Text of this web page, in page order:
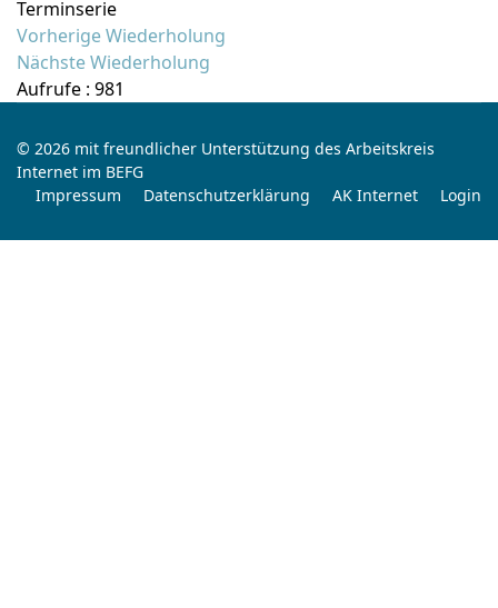
Terminserie
Vorherige Wiederholung
Nächste Wiederholung
Aufrufe : 981
© 2026 mit freundlicher Unterstützung des Arbeitskreis
Internet im BEFG
Impressum
Datenschutzerklärung AK Internet Login